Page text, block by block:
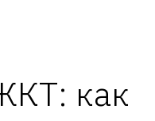
как